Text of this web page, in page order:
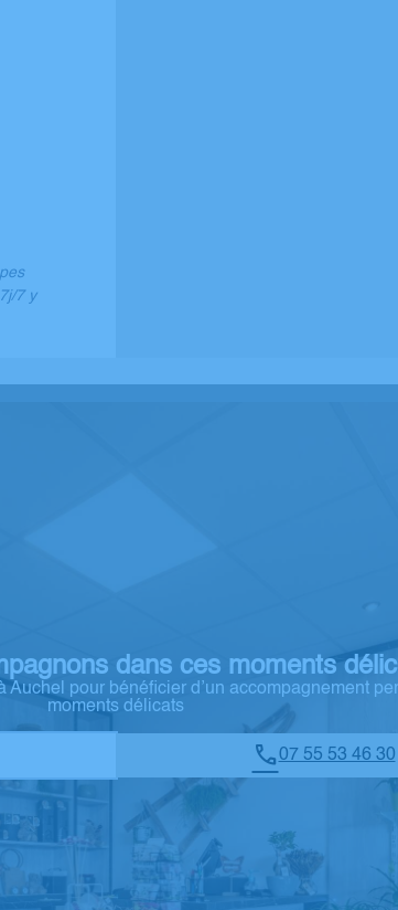
7 y
dans ces moments
Auchel pour bénéficier d’un accompagnement
moments délicats
07 55 53 46 30